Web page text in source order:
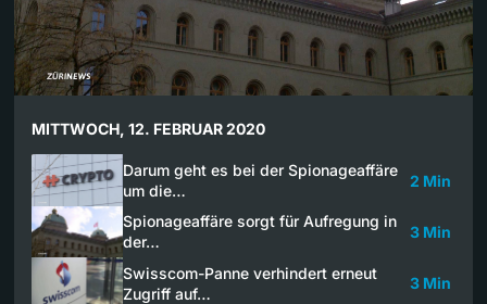
MITTWOCH, 12. FEBRUAR 2020
Darum geht es bei der Spionageaffäre
um die…
2 Min
Spionageaffäre sorgt für Aufregung in
der…
3 Min
Swisscom-Panne verhindert erneut
Zugriff auf…
3 Min